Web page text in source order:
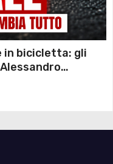
in bicicletta: gli